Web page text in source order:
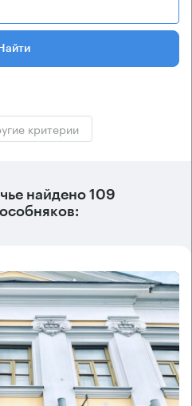
Найти
критерии
найдено 109